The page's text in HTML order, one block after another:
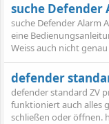
suche Defender
suche Defender Alarm
eine
Weiss auch nicht
defender
defender standard ZV
funktioniert auch alles
schließen oder öffnen.